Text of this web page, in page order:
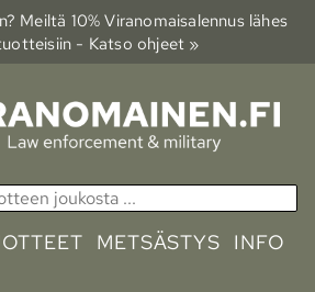
Meiltä 10% Viranomais­alennus lähes
- Katso ohjeet »
METSÄSTYS INFO